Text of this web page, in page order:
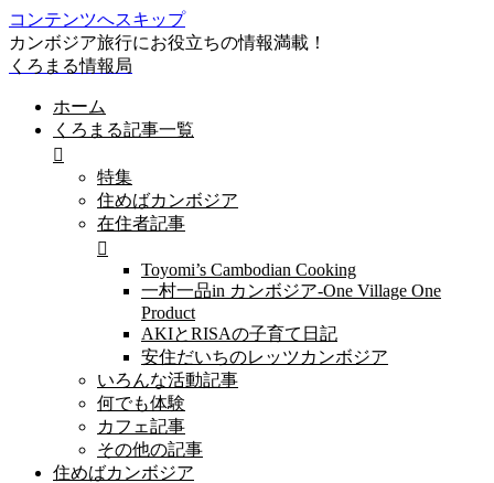
コンテンツへスキップ
カンボジア旅行にお役立ちの情報満載！
くろまる情報局
ホーム
くろまる記事一覧
特集
住めばカンボジア
在住者記事
Toyomi’s Cambodian Cooking
一村一品in カンボジア-One Village One
Product
AKIとRISAの子育て日記
安住だいちのレッツカンボジア
いろんな活動記事
何でも体験
カフェ記事
その他の記事
住めばカンボジア